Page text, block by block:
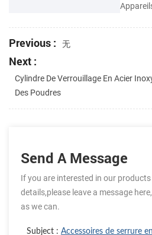
Previous : 无
Next :
Cylindre De Verrouillage En Acier
Des Poudres
Send A Message
If you are interested in our
details,please leave a message
as we can.
Subject : Accessoires de serrure